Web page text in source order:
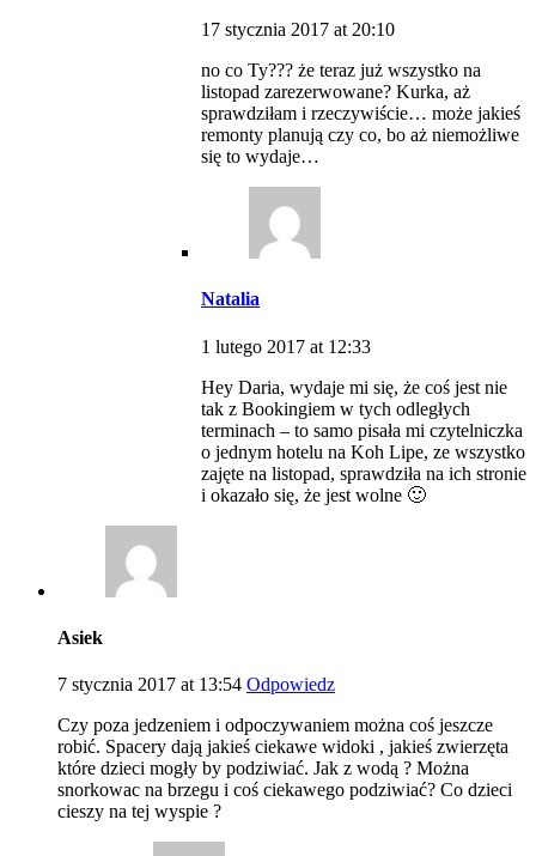
17 stycznia 2017 at 20:10
no co Ty??? że teraz już wszystko na
listopad zarezerwowane? Kurka, aż
sprawdziłam i rzeczywiście… może jakieś
remonty planują czy co, bo aż niemożliwe
się to wydaje…
Natalia
1 lutego 2017 at 12:33
Hey Daria, wydaje mi się, że coś jest nie
tak z Bookingiem w tych odległych
terminach – to samo pisała mi czytelniczka
o jednym hotelu na Koh Lipe, ze wszystko
zajęte na listopad, sprawdziła na ich stronie
i okazało się, że jest wolne 🙂
Asiek
7 stycznia 2017 at 13:54 Odpowiedz
Czy poza jedzeniem i odpoczywaniem można coś jeszcze
robić. Spacery dają jakieś ciekawe widoki , jakieś zwierzęta
które dzieci mogły by podziwiać. Jak z wodą ? Można
snorkowac na brzegu i coś ciekawego podziwiać? Co dzieci
cieszy na tej wyspie ?